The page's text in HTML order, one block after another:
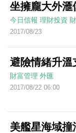
坐擁龐大外滙
今日信報 理財投資
2017/08/23
避險情緒升溫
財富管理 外匯
2017/08/22 06:00
美艦星海域